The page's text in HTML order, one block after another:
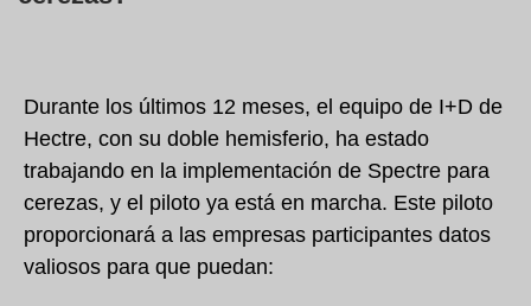
Durante los últimos 12 meses, el equipo de I+D de
Hectre, con su doble hemisferio, ha estado
trabajando en la implementación de Spectre para
cerezas, y el piloto ya está en marcha. Este piloto
proporcionará a las empresas participantes datos
valiosos para que puedan: